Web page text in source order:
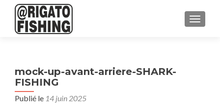
mock-up-avant-arriere-SHARK-
FISHING
Publié le 14 juin 2025